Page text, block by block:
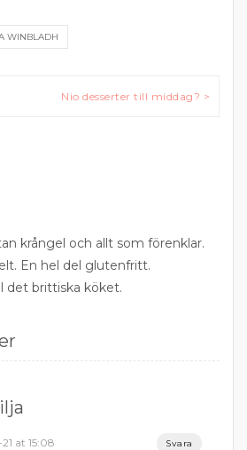
WINBLADH
Nio desserter till middag? >
krångel och allt som förenklar.
En hel del glutenfritt.
det brittiska köket.
at 15:08 Svara